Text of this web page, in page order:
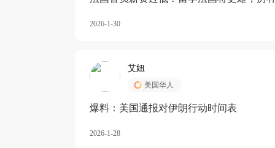
2026-1-30
艾妞
美国华人
爆料：美国通报对伊朗行动时间表
2026-1-28